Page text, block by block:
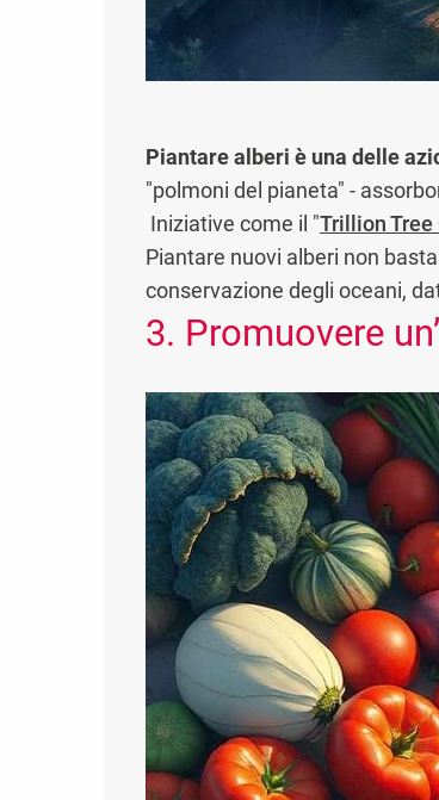
Piantare alberi è una delle
"polmoni del pianeta" -
Iniziative come il "Trillion Tree
Piantare nuovi alberi non
conservazione degli oceani,
3. Promuovere